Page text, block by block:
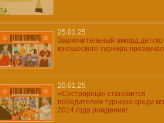
25.01.25
Заключительный аккорд
юношеского турнира
20.01.25
«Сестрорецк» становится
победителем турнира среди
2014 года рождения!